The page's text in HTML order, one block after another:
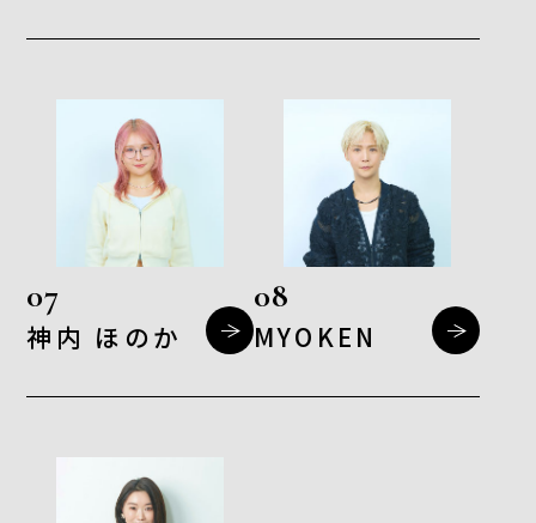
07
神内 ほのか
08
MYOKEN